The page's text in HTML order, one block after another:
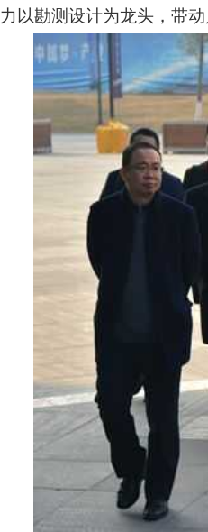
力以勘测设计为龙头，带